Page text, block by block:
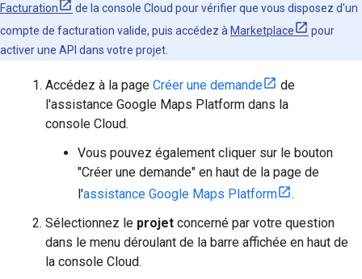
Facturation
de la console Cloud pour vérifier que vous disposez d'un
compte de facturation valide, puis accédez à Marketplace
pour
activer une API dans votre projet.
Accédez à la page Créer une demande
de
l'assistance Google Maps Platform dans la
console Cloud.
Vous pouvez également cliquer sur le bouton
"Créer une demande" en haut de la page de
l'assistance Google Maps Platform
.
Sélectionnez le projet concerné par votre question
dans le menu déroulant de la barre affichée en haut de
la console Cloud.